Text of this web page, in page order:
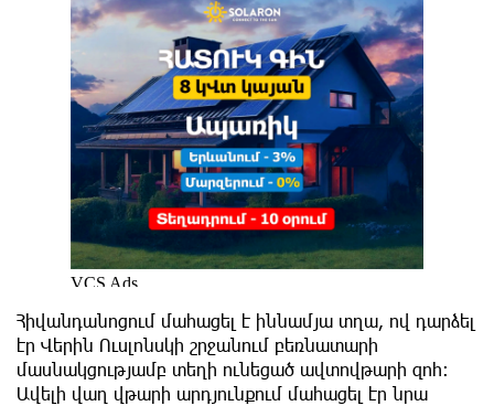
Հիվանդանոցում մահացել է իննամյա տղա, ով դարձել
էր Վերին Ուսլոնսկի շրջանում բեռնատարի
մասնակցությամբ տեղի ունեցած ավտովթարի զոհ։
Ավելի վաղ վթարի արդյունքում մահացել էր նրա